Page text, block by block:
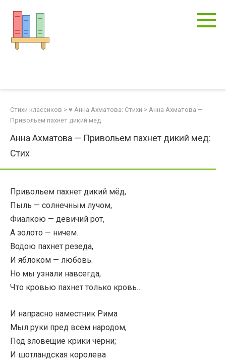
контенту
Стихи классиков > ♥ Анна Ахматова: Стихи > Анна Ахматова —
Привольем пахнет дикий мед
Анна Ахматова — Привольем пахнет дикий мед:
Стих
Привольем пахнет дикий мёд,
Пыль — солнечным лучом,
Фиалкою — девичий рот,
А золото — ничем.
Водою пахнет резеда,
И яблоком — любовь.
Но мы узнали навсегда,
Что кровью пахнет только кровь…
И напрасно наместник Рима
Мыл руки пред всем народом,
Под зловещие крики черни;
И шотландская королева